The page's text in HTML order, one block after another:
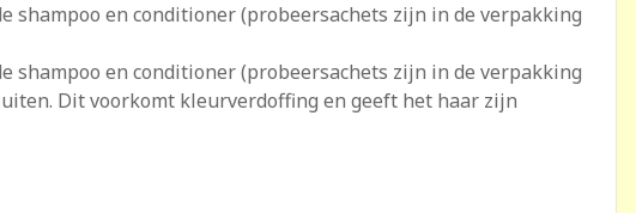
shampoo en conditioner (probeersachets zijn in de verpakking
shampoo en conditioner (probeersachets zijn in de verpakking
Dit voorkomt kleurverdoffing en geeft het haar zijn